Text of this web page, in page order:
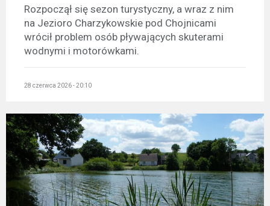
Rozpoczął się sezon turystyczny, a wraz z nim
na Jezioro Charzykowskie pod Chojnicami
wrócił problem osób pływających skuterami
wodnymi i motorówkami.
28 czerwca 2026 - 20:10